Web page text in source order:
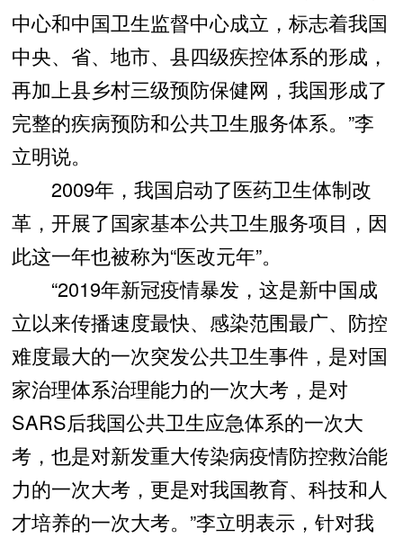
中心和中国卫生监督中心成立，标志着我国
中央、省、地市、县四级疾控体系的形成，
再加上县乡村三级预防保健网，我国形成了
完整的疾病预防和公共卫生服务体系。”李
立明说。
2009年，我国启动了医药卫生体制改
革，开展了国家基本公共卫生服务项目，因
此这一年也被称为“医改元年”。
“2019年新冠疫情暴发，这是新中国成
立以来传播速度最快、感染范围最广、防控
难度最大的一次突发公共卫生事件，是对国
家治理体系治理能力的一次大考，是对
SARS后我国公共卫生应急体系的一次大
考，也是对新发重大传染病疫情防控救治能
力的一次大考，更是对我国教育、科技和人
才培养的一次大考。”李立明表示，针对我